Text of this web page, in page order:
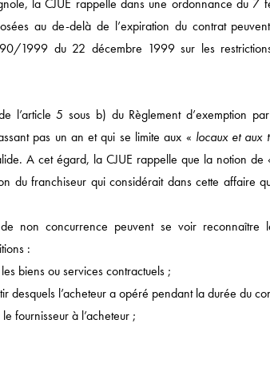
la CJUE rappelle dans une ordonnance du 7
au de-delà de l’expiration du contrat
1999 du 22 décembre 1999 sur les
l’article 5 sous b) du Règlement d’exemption
pas un an et qui se limite aux « locaux et aux
A cet égard, la CJUE rappelle que la notion de
du franchiseur qui considérait dans cette affaire
non concurrence peuvent se voir reconnaître
:
biens ou services contractuels ;
l’acheteur a opéré pendant la durée du
fournisseur à l’acheteur ;
MÉDIAS / IP /
DROIT SOCIAL
CORPORATE
DROIT FISCAL /
NOTRE